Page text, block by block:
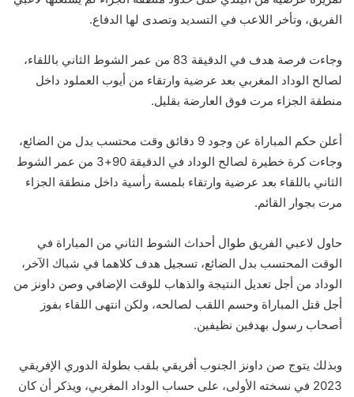
الفريق، وتأخر اللاعب في التسديد وتصدى لها الدفاع.
وجاءت فرصة هدف في الدقيقة 83 من عمر الشوط الثاني باللقاء،
لصالح الوداد المغربي بعد عرضية وارتقاء من أيوب العملود داخل
منطقة الجزاء مرت فوق العارضة بقليل.
أعلن حكم المباراة عن وجود 9 دقائق وقت محتسب بدل من الضائع،
وجاءت كرة خطيرة لصالح الوداد في الدقيقة 90+3 من عمر الشوط
الثاني باللقاء بعد عرضية وارتقاء بلمسة رأسية داخل منطقة الجزاء
مرت بجوار القائم.
حاول لاعبي الفريق طوال أحداث الشوط الثاني من المباراة في
الوقت المحتسب بدل الضائع، تسجيل هدف كلاهما في شباك الآخر،
الوداد من أجل تعديل النتيجة والذهاب للوقت الإضافي وصن داونز من
أجل قتل المباراة وحسم اللقب لصالحه، ولكن انتهى اللقاء بفوز
أصحاب رسول بهدفين نظيفين.
وبذلك يتوج صن داونز الجنوب أفريقي بلقب بطولة الدوري الإفريقي
2023 في نسخته الأولى، على حساب الوداد المغربي، ويذكر أن كان